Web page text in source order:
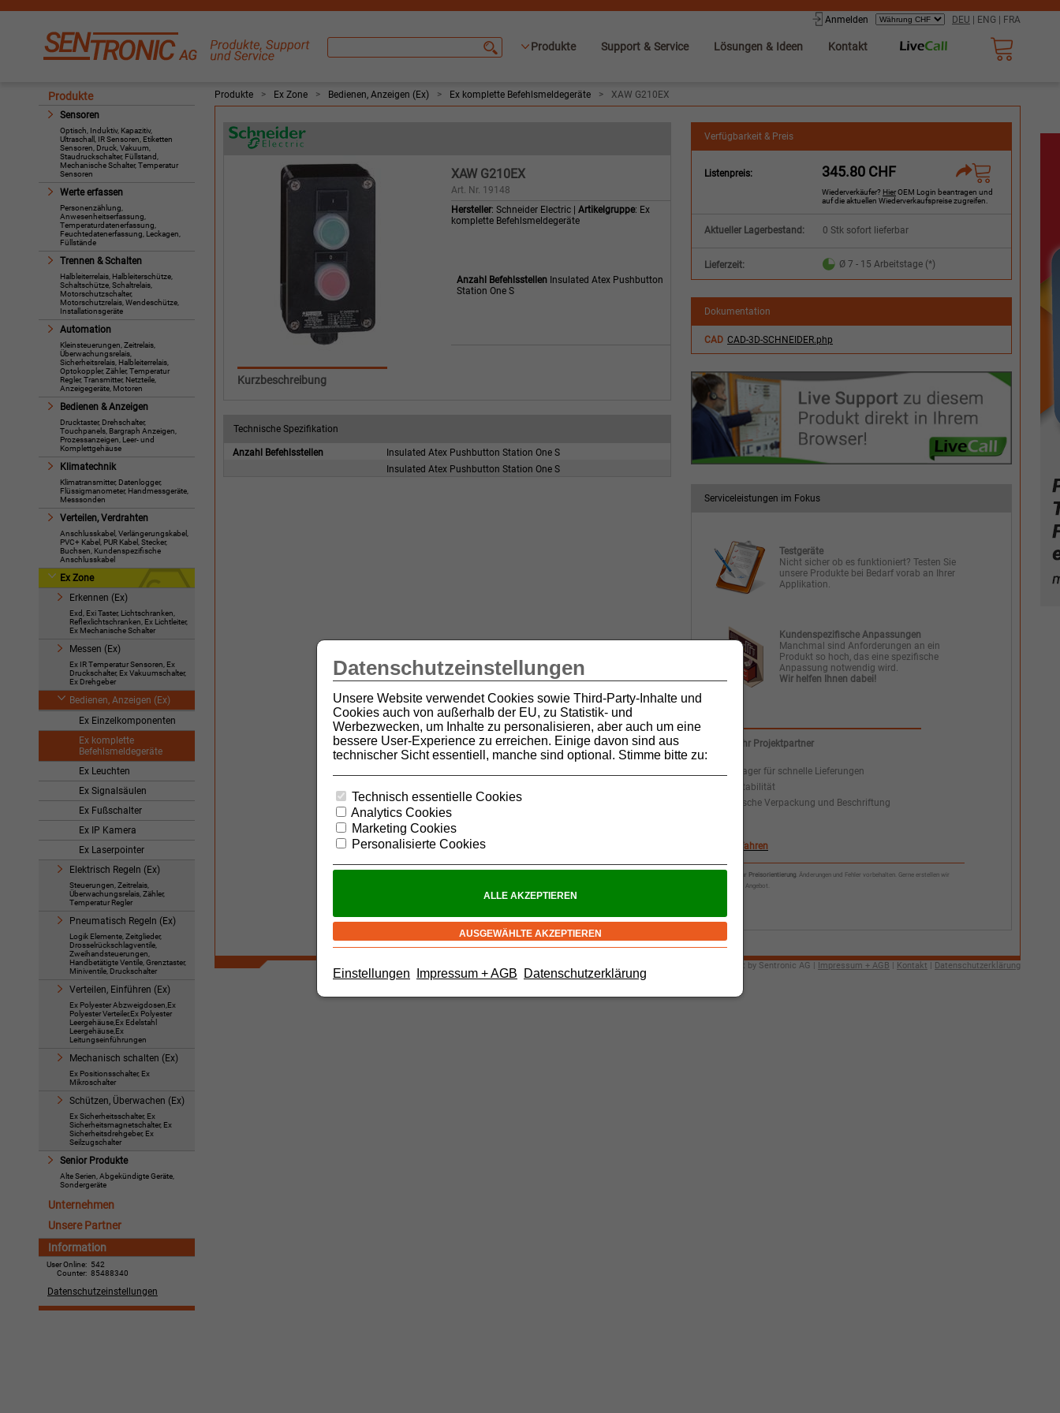
Datenschutzeinstellungen
Unsere Website verwendet Cookies sowie Third-Party-Inhalte und
Cookies auch von außerhalb der EU, zu Statistik- und
Werbezwecken, um Inhalte zu personalisieren, aber auch um eine
bessere User-Experience zu erreichen. Einige davon sind aus
technischer Sicht essentiell, manche sind optional. Stimme bitte zu:
Technisch essentielle Cookies
Analytics Cookies
Marketing Cookies
Personalisierte Cookies
Einstellungen Impressum + AGB Datenschutzerklärung
DEU ENG FRA
Anmelden
Produkte Support & Service Lösungen & Ideen Kontakt
Produkte
Sensoren
Optisch, Induktiv, Kapazitiv,
Ultraschall, IR Sensoren, Etiketten
Sensoren, Druck, Vakuum,
Staudruckschalter, Füllstand,
Mechanische Schalter, Temperatur
Sensoren
Werte erfassen
Personenzählung,
Anwesenheitserfassung,
Temperaturdatenerfassung,
Feuchtedatenerfassung, Leckagen,
Füllstände
Trennen & Schalten
Halbleiterrelais, Halbleiterschütze,
Schaltschütze, Schaltrelais,
Motorschutzschalter,
Motorschutzrelais, Wendeschütze,
Installationsgeräte
Automation
Kleinsteuerungen, Zeitrelais,
Überwachungsrelais,
Sicherheitsrelais, Halbleiterrelais,
Optokoppler, Zähler, Temperatur
Regler, Transmitter, Netzteile,
Anzeigegeräte, Motoren
Bedienen & Anzeigen
Drucktaster, Drehschalter,
Touchpanels, Bargraph Anzeigen,
Prozessanzeigen, Leer- und
Komplettgehäuse
Klimatechnik
Klimatransmitter, Datenlogger,
Flüssigmanometer, Handmessgeräte,
Messsonden
Verteilen, Verdrahten
Anschlusskabel, Verlängerungskabel,
PVC+ Kabel, PUR Kabel, Stecker,
Buchsen, Kundenspezifische
Anschlusskabel
Ex Zone
Erkennen (Ex)
Exd, Exi Taster, Lichtschranken,
Reflexlichtschranken, Ex Lichtleiter,
Ex Mechanische Schalter
Messen (Ex)
Ex IR Temperatur Sensoren, Ex
Druckschalter, Ex Vakuumschalter,
Ex Drehgeber
Bedienen, Anzeigen (Ex)
Ex Einzelkomponenten
Ex komplette
Befehlsmeldegeräte
Ex Leuchten
Ex Signalsäulen
Ex Fußschalter
Ex IP Kamera
Ex Laserpointer
Elektrisch Regeln (Ex)
Steuerungen, Zeitrelais,
Überwachungsrelais, Zähler,
Temperatur Regler
Pneumatisch Regeln (Ex)
Logik Elemente, Zeitglieder,
Drosselrückschlagventile,
Zweihandsteuerungen,
Handbetätigte Ventile, Grenztaster,
Miniventile, Druckschalter
Verteilen, Einführen (Ex)
Ex Polyester Abzweigdosen,Ex
Polyester Verteiler,Ex Polyester
Leergehäuse,Ex Edelstahl
Leergehäuse,Ex
Leitungseinführungen
Mechanisch schalten (Ex)
Ex Positionsschalter, Ex
Mikroschalter
Schützen, Überwachen (Ex)
Ex Sicherheitsschalter, Ex
Sicherheitsmagnetschalter, Ex
Sicherheitsdrehgeber, Ex
Seilzugschalter
Senior Produkte
Alte Serien, Abgekündigte Geräte,
Sondergeräte
Unternehmen
Unsere Partner
Information
User Online: 542
Counter: 85488340
Datenschutzeinstellungen
Produkte > Ex Zone > Bedienen, Anzeigen (Ex) > Ex komplette Befehlsmeldegeräte > XAW G210EX
Verfügbarkeit & Preis
Listenpreis: 345.80 CHF
Wiederverkäufer? HierOEM Login beantragen und
auf die aktuellen Wiederverkaufspreise zugreifen.
Aktueller Lagerbestand: 0 Stk sofort lieferbar
Lieferzeit: Ø 7 - 15 Arbeitstage (*)
Dokumentation
CAD CAD-3D-SCHNEIDER.php
Serviceleistungen im Fokus
Testgeräte
Nicht sicher ob es funktioniert? Testen Sie
unsere Produkte bei Bedarf vorab an Ihrer
Applikation.
Kundenspezifische Anpassungen
Manchmal sind Anforderungen an ein
Produkt so hoch, das eine spezifische
Anpassung notwendig wird.
Wir helfen Ihnen dabei!
Wir als Ihr Projektpartner
Abruflager für schnelle Lieferungen
Preisstabilität
Spezfische Verpackung und Beschriftung
mehr erfahren
*Listenpreis zur Preisorientierung . Änderungen und Fehler vorbehalten. Gerne erstellen wir
Ihnen ein OEM Angebot.
XAW G210EX
Art. Nr. 19148
Hersteller: Schneider Electric | Artikelgruppe: Ex
komplette Befehlsmeldegeräte
Anzahl Befehlsstellen Insulated Atex Pushbutton
Station One S
Kurzbeschreibung
Technische Spezifikation
Anzahl Befehlsstellen
Insulated Atex Pushbutton Station One S
Insulated Atex Pushbutton Station One S
- Copyright by Sentronic AG | Impressum + AGB | Kontakt | Datenschutzerklärung